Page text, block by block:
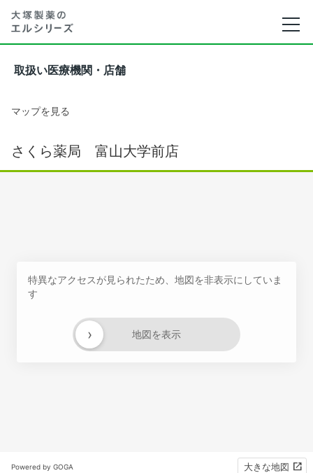
取扱い医療機関・店舗
マップを見る
さくら薬局 富山大学前店
特異なアクセスが見られたため、地図を非表示にしていま
す
地図を表示
›
Powered by GOGA 大きな地図